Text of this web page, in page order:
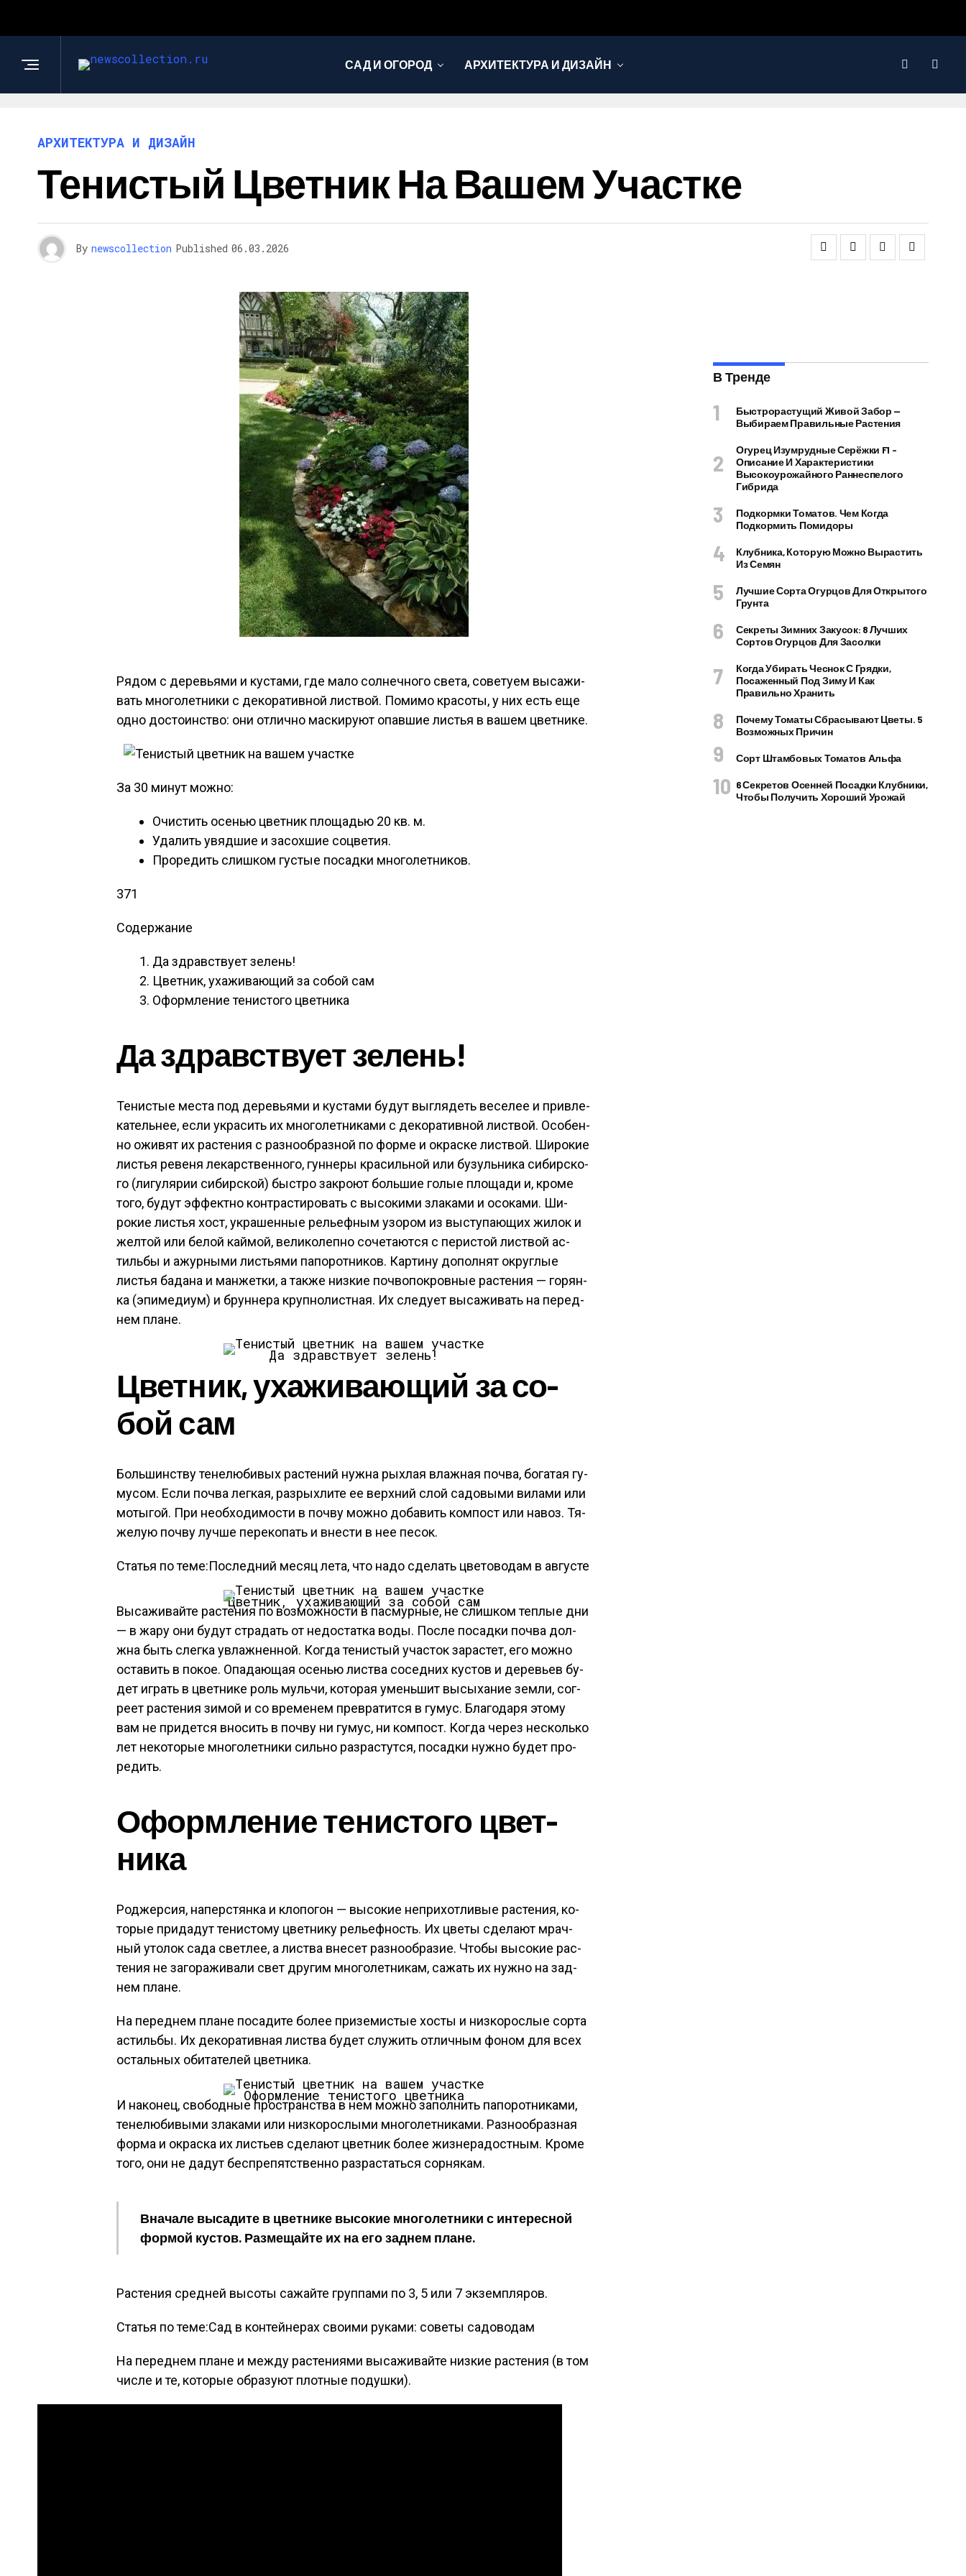
САД И ОГОРОД АРХИТЕКТУРА И ДИЗАЙН
АРХИТЕКТУРА И ДИЗАЙН
Тенистый Цветник На Вашем Участке
By newscollection Published 06.03.2026
Ря­дом с де­ревь­ями и кус­та­ми, где ма­ло сол­нечно­го све­та, со­вету­ем вы­сажи­
вать мно­голет­ни­ки с де­кора­тив­ной листвой. По­мимо кра­соты, у них есть еще
од­но дос­то­инс­тво: они от­лично мас­ки­ру­ют опав­шие листья в вашем цветнике.
За 30 минут можно:
Очис­тить осенью цвет­ник пло­щадью 20 кв. м.
Уда­лить увяд­шие и за­сох­шие соц­ве­тия.
Про­редить слиш­ком гус­тые по­сад­ки мно­голет­ни­ков.
371
Содержание
Да здравс­тву­ет зе­лень!
Цвет­ник, уха­жива­ющий за со­бой сам
Офор­мле­ние те­нис­то­го цвет­ни­ка
Да здравс­тву­ет зе­лень!
Те­нис­тые мес­та под де­ревь­ями и кус­та­ми бу­дут выг­ля­деть ве­селее и прив­ле­
катель­нее, ес­ли ук­ра­сить их мно­голет­ни­ками с де­кора­тив­ной лис­твой. Осо­бен­
но ожи­вят их рас­те­ния с раз­но­об­разной по фор­ме и ок­раске лис­твой. Ши­рокие
листья ре­веня ле­карс­твен­но­го, гун­не­ры кра­силь­ной или бу­зуль­ни­ка си­бир­ско­
го (ли­гуля­рии си­бир­ской) быс­тро зак­ро­ют боль­шие го­лые пло­щади и, кро­ме
то­го, бу­дут эф­фек­тно кон­трас­ти­ровать с вы­соки­ми зла­ками и осо­ками. Ши­
рокие листья хост, ук­ра­шен­ные рель­еф­ным узо­ром из выс­ту­па­ющих жи­лок и
жел­той или бе­лой кай­мой, ве­лико­леп­но со­чета­ют­ся с пе­рис­той лис­твой ас­
тиль­бы и ажур­ны­ми листь­ями па­порот­ни­ков. Кар­ти­ну до­пол­нят ок­руглые
листья ба­дана и ман­жетки, а так­же низ­кие поч­во­пок­ровные рас­те­ния — го­рян­
ка (эпи­меди­ум) и брун­не­ра круп­но­лис­тная. Их сле­ду­ет вы­сажи­вать на пе­ред­
нем пла­не.
Да здравс­тву­ет зе­лень!
Цвет­ник, уха­жива­ющий за со­
бой сам
Боль­шинс­тву те­нелю­бивых рас­те­ний нуж­на рых­лая влаж­ная поч­ва, бо­гатая гу­
мусом. Ес­ли поч­ва лег­кая, раз­рыхли­те ее вер­хний слой са­довы­ми ви­лами или
мо­тыгой. При не­об­хо­димос­ти в поч­ву мож­но до­бавить ком­пост или на­воз. Тя­
желую поч­ву луч­ше пе­реко­пать и внес­ти в нее пе­сок.
Статья по теме:Последний месяц лета, что надо сделать цветоводам в августе
Цвет­ник, уха­жива­ющий за со­бой сам
Вы­сажи­вай­те рас­те­ния по воз­можнос­ти в пас­мурные, не слиш­ком теп­лые дни
— в жа­ру они бу­дут стра­дать от не­дос­татка во­ды. Пос­ле по­сад­ки поч­ва дол­
жна быть слег­ка ув­лажнен­ной. Ког­да те­нис­тый учас­ток за­рас­тет, его мож­но
ос­та­вить в по­кое. Опа­да­ющая осенью лис­тва со­сед­них кус­тов и де­ревь­ев бу­
дет иг­рать в цвет­ни­ке роль муль­чи, ко­торая умень­шит вы­сыха­ние зем­ли, сог­
ре­ет рас­те­ния зи­мой и со вре­менем прев­ра­тит­ся в гу­мус. Бла­года­ря это­му
вам не при­дет­ся вно­сить в поч­ву ни гу­мус, ни ком­пост. Ког­да че­рез нес­коль­ко
лет не­кото­рые мно­голет­ни­ки силь­но раз­растут­ся, по­сад­ки нуж­но бу­дет про­
редить.
Офор­мле­ние те­нис­то­го цвет­
ни­ка
Род­жерсия, на­пер­стян­ка и кло­погон — вы­сокие неп­ри­хот­ли­вые рас­те­ния, ко­
торые при­дадут те­нис­то­му цвет­ни­ку рель­еф­ность. Их цве­ты сде­ла­ют мрач­
ный уто­лок са­да свет­лее, а лис­тва вне­сет раз­но­об­ра­зие. Что­бы вы­сокие рас­
те­ния не за­гора­жива­ли свет дру­гим мно­голет­ни­кам, са­жать их нуж­но на зад­
нем пла­не.
На пе­ред­нем пла­не по­сади­те бо­лее при­земис­тые хос­ты и низ­ко­рос­лые сор­та
ас­тиль­бы. Их де­кора­тив­ная лис­тва бу­дет слу­жить от­личным фо­ном для всех
ос­таль­ных оби­тате­лей цвет­ни­ка.
Офор­мле­ние те­нис­то­го цвет­ни­ка
И на­конец, сво­бод­ные прос­транс­тва в нем мож­но за­пол­нить па­порот­ни­ками,
те­нелю­бивы­ми зла­ками или низ­ко­рос­лы­ми мно­голет­ни­ками. Раз­но­об­разная
фор­ма и ок­раска их листь­ев сде­ла­ют цвет­ник бо­лее жиз­не­радос­тным. Кро­ме
то­го, они не да­дут бес­пре­пятс­твен­но раз­растать­ся сор­ня­кам.
Вна­чале вы­сади­те в цвет­ни­ке вы­сокие мно­голет­ни­ки с ин­те­рес­ной
фор­мой кус­тов. Раз­ме­щай­те их на его зад­нем пла­не.
Рас­те­ния сред­ней вы­соты са­жай­те груп­па­ми по 3, 5 или 7 эк­зем­пля­ров.
Статья по теме:Сад в контейнерах своими руками: советы садоводам
На пе­ред­нем пла­не и меж­ду рас­те­ни­ями вы­сажи­вай­те низ­кие рас­те­ния (в том
чис­ле и те, ко­торые об­ра­зу­ют плот­ные по­душ­ки).
В Тренде
Быстрорастущий Живой Забор —
Выбираем Правильные Растения
Огурец Изумрудные Серёжки F1 –
Описание И Характеристики
Высокоурожайного Раннеспелого
Гибрида
Подкормки Томатов. Чем Когда
Подкормить Помидоры
Клубника, Которую Можно Вырастить
Из Семян
Лучшие Сорта Огурцов Для Открытого
Грунта
Секреты Зимних Закусок: 8 Лучших
Сортов Огурцов Для Засолки
Когда Убирать Чеснок С Грядки,
Посаженный Под Зиму И Как
Правильно Хранить
Почему Томаты Сбрасывают Цветы. 5
Возможных Причин
Сорт Штамбовых Томатов Альфа
6 Секретов Осенней Посадки Клубники,
Чтобы Получить Хороший Урожай